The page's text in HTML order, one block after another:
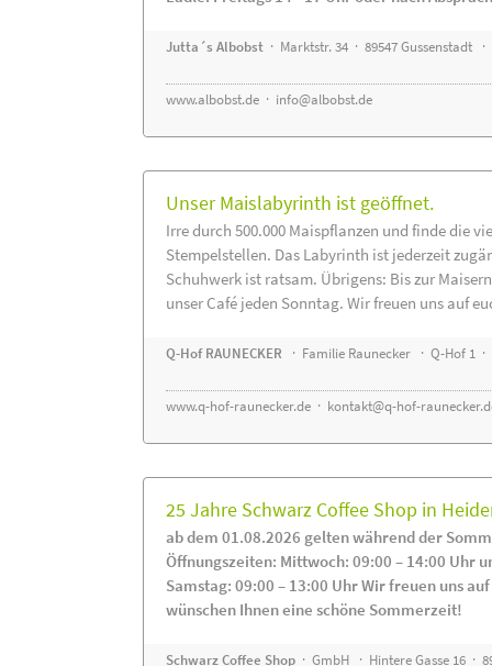
Jutta´s Albobst · Marktstr. 34 · 89547 Gussenstadt ·
www.albobst.de · info@albobst.de
Unser Maislabyrinth ist geöffnet.
Irre durch 500.000 Maispflanzen und finde die
Stempelstellen. Das Labyrinth ist jederzeit
Schuhwerk ist ratsam. Übrigens: Bis zur
unser Café jeden Sonntag. Wir freuen uns auf
Q-Hof RAUNECKER · Familie Raunecker · Q-Hof 1
www.q-hof-raunecker.de · kontakt@q-hof-
25 Jahre Schwarz Coffee Shop in
ab dem 01.08.2026 gelten während der
Öffnungszeiten: Mittwoch: 09:00 – 14:00 Uhr
Samstag: 09:00 – 13:00 Uhr Wir freuen uns
wünschen Ihnen eine schöne Sommerzeit!
Schwarz Coffee Shop · GmbH · Hintere Gasse 16 ·